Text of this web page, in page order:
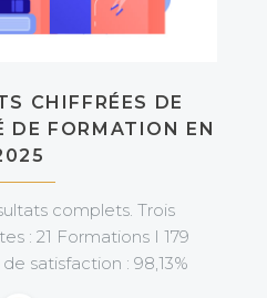
CHIFFRÉES DE
DE FORMATION EN
complets. Trois
: 21 Formations I 179
satisfaction : 98,13%